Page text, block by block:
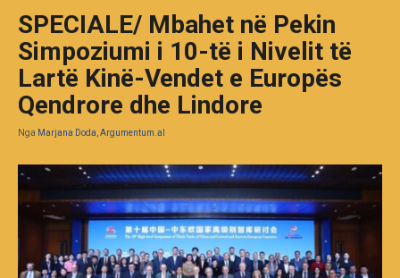
SPECIALE/ Mbahet në Pekin
Simpoziumi i 10-të i Nivelit të
Lartë Kinë-Vendet e Europës
Qendrore dhe Lindore
Nga Marjana Doda, Argumentum.al